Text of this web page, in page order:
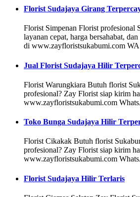
Florist Sudajaya Girang
Florist Simpenan Florist profesional
layanan cepat, harga bersahabat,
di www.zayfloristsukabumi.com
Jual Florist Sudajaya Hilir
Florist Warungkiara Butuh florist
profesional? Zay Florist siap kirim
www.zayfloristsukabumi.com
Toko Bunga Sudajaya Hilir
Florist Cikakak Butuh florist
profesional? Zay Florist siap kirim
www.zayfloristsukabumi.com
Florist Sudajaya Hilir Terlaris